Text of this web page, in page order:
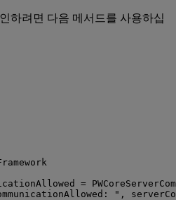
하려면 다음 메서드를 사용하십
=
" ,